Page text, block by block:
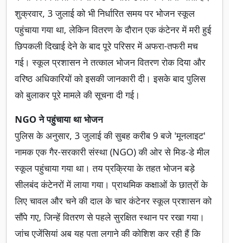
शुक्रवार, 3 जुलाई को भी निर्धारित समय पर भोजन स्कूल
पहुंचाया गया था, लेकिन वितरण के दौरान एक कंटेनर में मरी हुई
छिपकली दिखाई देने के बाद पूरे परिसर में अफरा-तफरी मच
गई। स्कूल प्रशासन ने तत्काल भोजन वितरण रोक दिया और
वरिष्ठ अधिकारियों को इसकी जानकारी दी। इसके बाद पुलिस
को बुलाकर पूरे मामले की सूचना दी गई।
NGO ने पहुंचाया था भोजन
पुलिस के अनुसार, 3 जुलाई की सुबह करीब 9 बजे 'मूनलाइट'
नामक एक गैर-सरकारी संस्था (NGO) की ओर से मिड-डे मील
स्कूल पहुंचाया गया था। तय प्रक्रिया के तहत भोजन बड़े
सीलबंद कंटेनरों में लाया गया। प्राथमिक कक्षाओं के छात्रों के
लिए चावल और चने की दाल के चार कंटेनर स्कूल प्रशासन को
सौंपे गए, जिन्हें वितरण से पहले सुरक्षित स्थान पर रखा गया।
जांच एजेंसियां अब यह पता लगाने की कोशिश कर रही हैं कि